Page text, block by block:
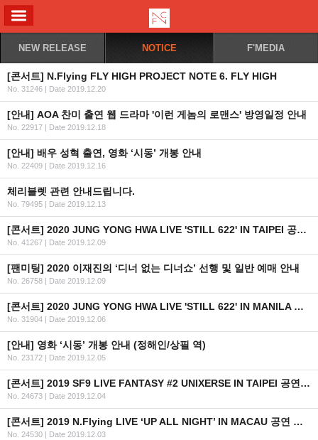
NEW RELEASE NOTICE F'MEDIA
[콘서트] N.Flying FLY HIGH PROJECT NOTE 6. FLY HIGH
No. 31246 | Date 2019.12.20
[안내] AOA 찬미 출연 웹 드라마 '이런 게놈의 로맨스' 방영일정 안내
No. 22917 | Date 2019.12.18
[안내] 배우 성혁 출연, 영화 ‘시동’ 개봉 안내
No. 22409 | Date 2019.12.16
체리블렛 관련 안내드립니다.
No. 79495 | Date 2019.12.13
[콘서트] 2020 JUNG YONG HWA LIVE 'STILL 622' IN TAIPEI 공연 안내
No. 41267 | Date 2019.12.09
[팬미팅] 2020 이재진의 ‘디너 없는 디너쇼’ 선행 및 일반 예매 안내
No. 26758 | Date 2019.12.09
[콘서트] 2020 JUNG YONG HWA LIVE 'STILL 622' IN MANILA 공연 안내
No. 31904 | Date 2019.12.06
[안내] 영화 ‘시동’ 개봉 안내 (정해인/상필 역)
No. 23172 | Date 2019.12.05
[콘서트] 2019 SF9 LIVE FANTASY #2 UNIXERSE IN TAIPEI 공연 안내 (티켓 2차 추가오픈)
No. 24673 | Date 2019.12.04
[콘서트] 2019 N.Flying LIVE ‘UP ALL NIGHT’ IN MACAU 공연 안내
No. 24530 | Date 2019.12.03